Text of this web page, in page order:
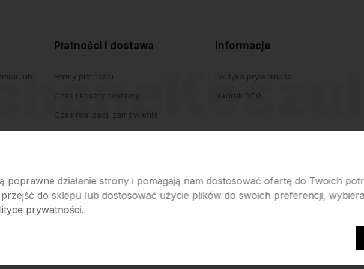
lub
Płatności i dostawa
Formy płatności
Czas i koszty dostawy
Czas realizacji zamówienia
Informacje
Polityka prywatności
Nadruk DTG
poprawne działanie strony i pomagają nam dostosować ofertę do Twoich
do sklepu lub dostosować użycie plików do swoich preferencji,
prywatności.